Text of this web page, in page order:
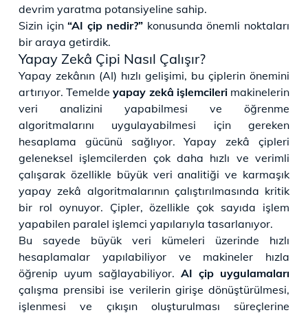
devrim yaratma potansiyeline sahip.
Sizin için“AI çip nedir?” konusunda önemli noktaları
bir araya getirdik.
Yapay Zekâ Çipi Nasıl Çalışır?
Yapay zekânın (AI) hızlı gelişimi, bu çiplerin önemini
artırıyor. Temeldeyapay zekâ işlemcileri makinelerin
veri analizini yapabilmesi ve öğrenme
algoritmalarını uygulayabilmesi için gereken
hesaplama gücünü sağlıyor. Yapay zekâ çipleri
geleneksel işlemcilerden çok daha hızlı ve verimli
çalışarak özellikle büyük veri analitiği ve karmaşık
yapay zekâ algoritmalarının çalıştırılmasında kritik
bir rol oynuyor. Çipler, özellikle çok sayıda işlem
yapabilen paralel işlemci yapılarıyla tasarlanıyor.
Bu sayede büyük veri kümeleri üzerinde hızlı
hesaplamalar yapılabiliyor ve makineler hızla
öğrenip uyum sağlayabiliyor. AI çip uygulamaları
çalışma prensibi ise verilerin girişe dönüştürülmesi,
işlenmesi ve çıkışın oluşturulması süreçlerine